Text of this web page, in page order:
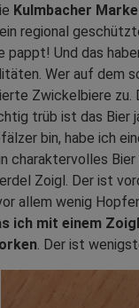
Kulmbacher
regional
pappt! Und das
Wer auf dem
Zwickelbiere zu.
trüb ist das Bier
bin, habe ich
charaktervolles
Zoigl. Der ist
allem wenig
ich mit einem
. Der ist